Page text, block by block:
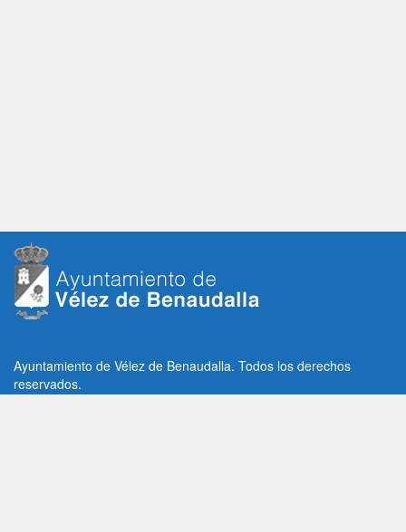
Ayuntamiento de Vélez de Benaudalla. Todos los derechos
reservados.